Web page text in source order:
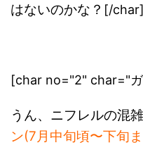
はないのかな？ [/char]
[char no="2" char="
うん、ニフレルの混
ン(7月中旬頃〜下旬